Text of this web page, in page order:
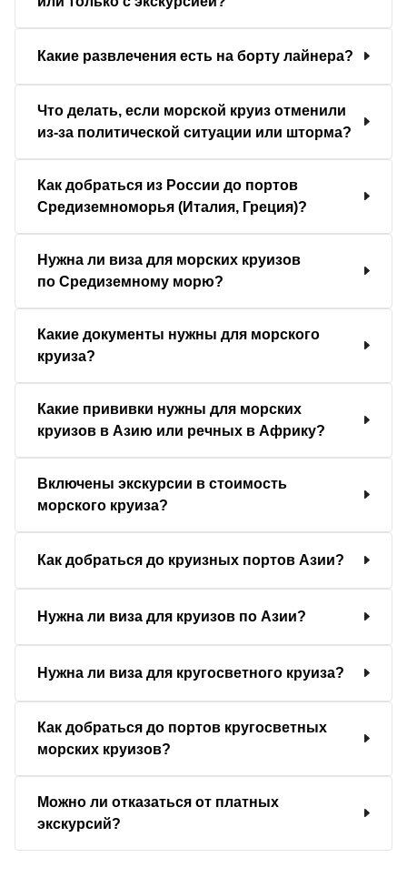
Какие развлечения есть на борту лайнера?
Что делать, если морской круиз отменили
из-за политической ситуации или шторма?
Как добраться из России до портов
Средиземноморья (Италия, Греция)?
Нужна ли виза для морских круизов
по Средиземному морю?
Какие документы нужны для морского
круиза?
Какие прививки нужны для морских
круизов в Азию или речных в Африку?
Включены экскурсии в стоимость
морского круиза?
Как добраться до круизных портов Азии?
Нужна ли виза для круизов по Азии?
Нужна ли виза для кругосветного круиза?
Как добраться до портов кругосветных
морских круизов?
Можно ли отказаться от платных
экскурсий?